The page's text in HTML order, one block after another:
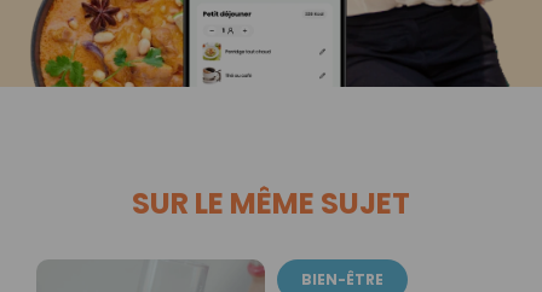
SUR LE MÊME SUJET
BIEN-ÊTRE